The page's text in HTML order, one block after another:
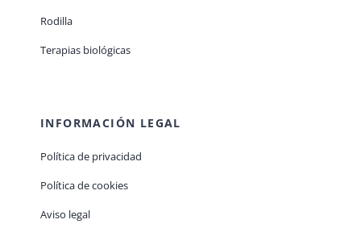
Rodilla
Terapias biológicas
INFORMACIÓN LEGAL
Política de privacidad
Política de cookies
Aviso legal